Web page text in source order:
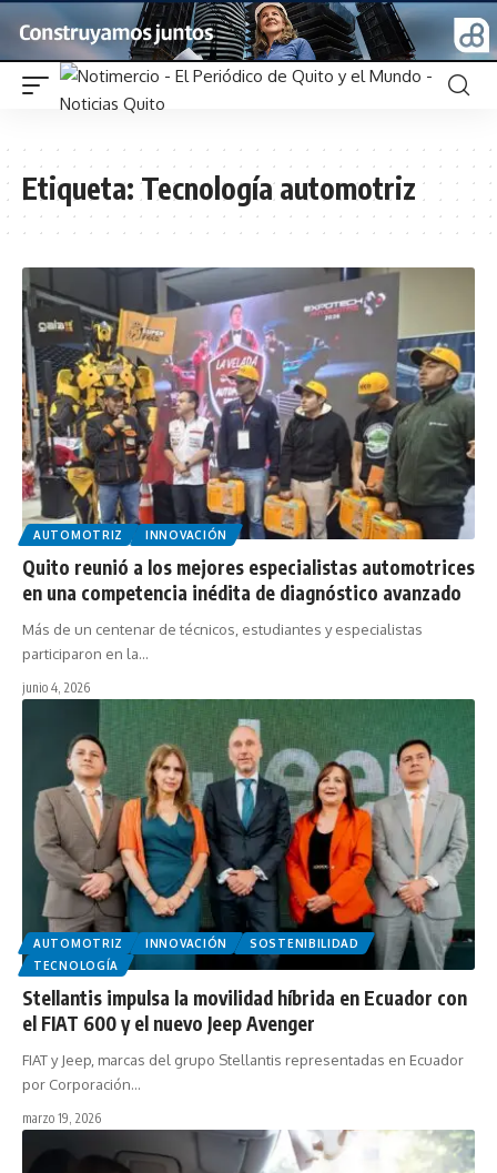
Etiqueta:Tecnología automotriz
AUTOMOTRIZ INNOVACIÓN
Quito reunió a los mejores especialistas automotrices
en una competencia inédita de diagnóstico avanzado
Más de un centenar de técnicos, estudiantes y especialistas
participaron en la…
junio 4, 2026
AUTOMOTRIZ INNOVACIÓN
SOSTENIBILIDAD
TECNOLOGÍA
Stellantis impulsa la movilidad híbrida en Ecuador con
el FIAT 600 y el nuevo Jeep Avenger
FIAT y Jeep, marcas del grupo Stellantis representadas en Ecuador
por Corporación…
marzo 19, 2026